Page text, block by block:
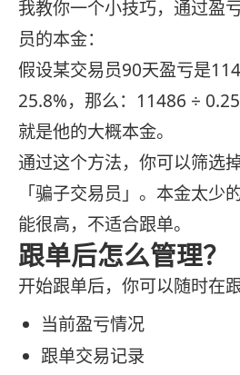
我教你一个小技巧，通过盈
员的本金：
假设某交易员90天盈亏是
25.8%，那么：11486 ÷
就是他的大概本金。
通过这个方法，你可以筛选
「骗子交易员」。本金太少
能很高，不适合跟单。
跟单后怎么管理？
开始跟单后，你可以随时在
当前盈亏情况
跟单交易记录